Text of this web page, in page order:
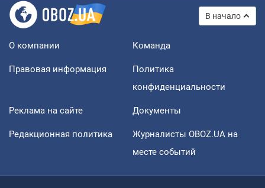
В начало
О компании Команда
Правовая информация
Политика
конфиденциальности
Реклама на сайте Документы
Редакционная политика
Журналисты OBOZ.UA на
месте событий